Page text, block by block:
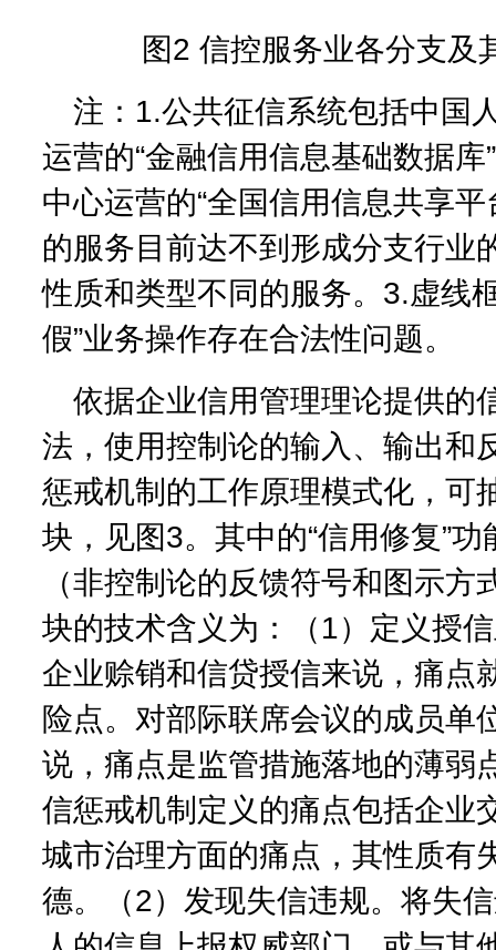
图2 信控服务业各分支及
注：1.公共征信系统包括中国
运营的“金融信用信息基础数据库
中心运营的“全国信用信息共享平
的服务目前达不到形成分支行业
性质和类型不同的服务。3.虚线
假”业务操作存在合法性问题。
依据企业信用管理理论提供的
法，使用控制论的输入、输出和
惩戒机制的工作原理模式化，可
块，见图3。其中的“信用修复”
（非控制论的反馈符号和图示方
块的技术含义为：（1）定义授
企业赊销和信贷授信来说，痛点
险点。对部际联席会议的成员单
说，痛点是监管措施落地的薄弱
信惩戒机制定义的痛点包括企业
城市治理方面的痛点，其性质有
德。（2）发现失信违规。将失